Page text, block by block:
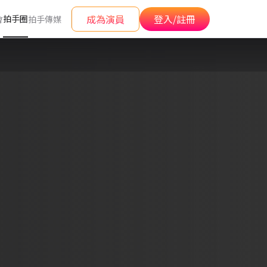
拍手圈拍手傳媒 成為演員 登入/註冊